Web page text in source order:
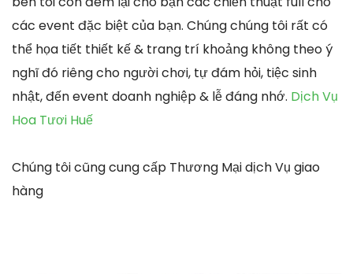
các event đặc biệt của bạn. Chúng chúng tôi rất có
thể họa tiết thiết kế & trang trí khoảng không theo ý
nghĩ đó riêng cho người chơi, tự đám hỏi, tiệc sinh
nhật, đến event doanh nghiệp & lễ đáng nhớ. Dịch Vụ
Hoa Tươi Huế
Chúng tôi cũng cung cấp Thương Mại dịch Vụ giao
hàng